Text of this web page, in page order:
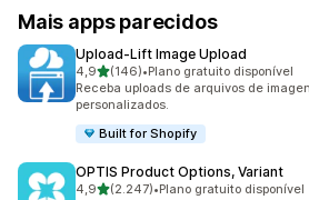
Mais apps parecidos
Upload‑Lift Image Upload
4,9de 5 estrelas
(146)
146 avaliações ao todo
•Plano gratuito disponível
Receba uploads de arquivos de
personalizados.
Built for Shopify
OPTIS Product Options, Variant
4,9de 5 estrelas
(2.247)
2247 avaliações ao todo
•Plano gratuito disponível